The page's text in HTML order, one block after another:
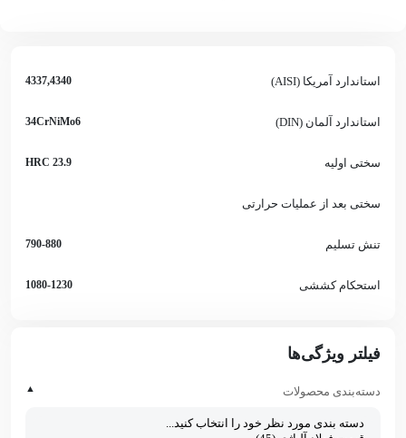
استاندارد آمریکا (AISI) 4337,4340
استاندارد آلمان (DIN) 34CrNiMo6
سختی اولیه 23.9 HRC
سختی بعد از عملیات حرارتی
تنش تسلیم 790-880
استحکام کششی 1080-1230
فیلتر ویژگی‌ها
دسته‌بندی محصولات ▲